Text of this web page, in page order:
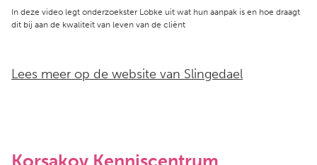
In deze video legt onderzoekster Lobke uit wat hun aanpak is en hoe draagt
dit bij aan de kwaliteit van leven van de cliënt
Lees meer op de website van Slingedael